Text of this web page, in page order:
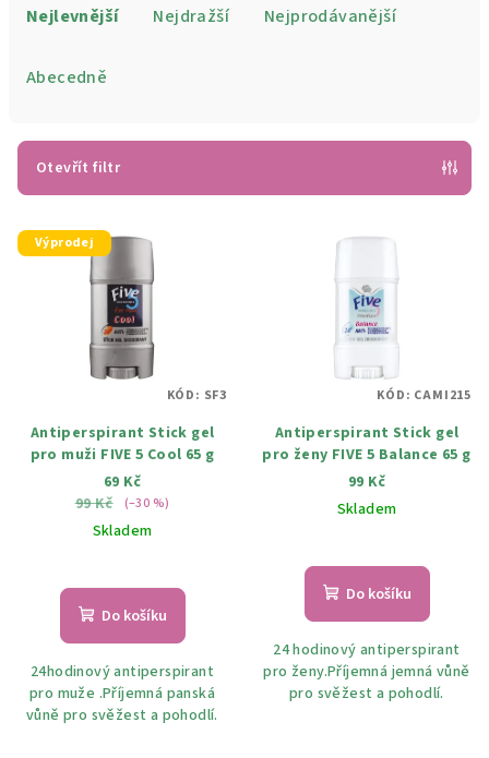
r
o
d
Nejlevnější Nejdražší Nejprodávanější
Abecedně
Otevřít filtr
V
ý Výprodej
Antiperspirant Stick gel
pro muži FIVE 5 Cool 65 g
69 Kč
99 Kč
(–30 %)
Skladem
Do košíku
24hodinový antiperspirant
pro muže .Příjemná panská
vůně pro svěžest a pohodlí.
KÓD: SF3
Antiperspirant Stick gel
pro ženy FIVE 5 Balance 65 g
99 Kč
Skladem
Do košíku
24 hodinový antiperspirant
pro ženy.Příjemná jemná vůně
pro svěžest a pohodlí.
KÓD: CAMI215